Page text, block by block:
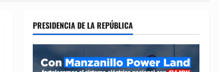
PRESIDENCIA DE LA REPÚBLICA